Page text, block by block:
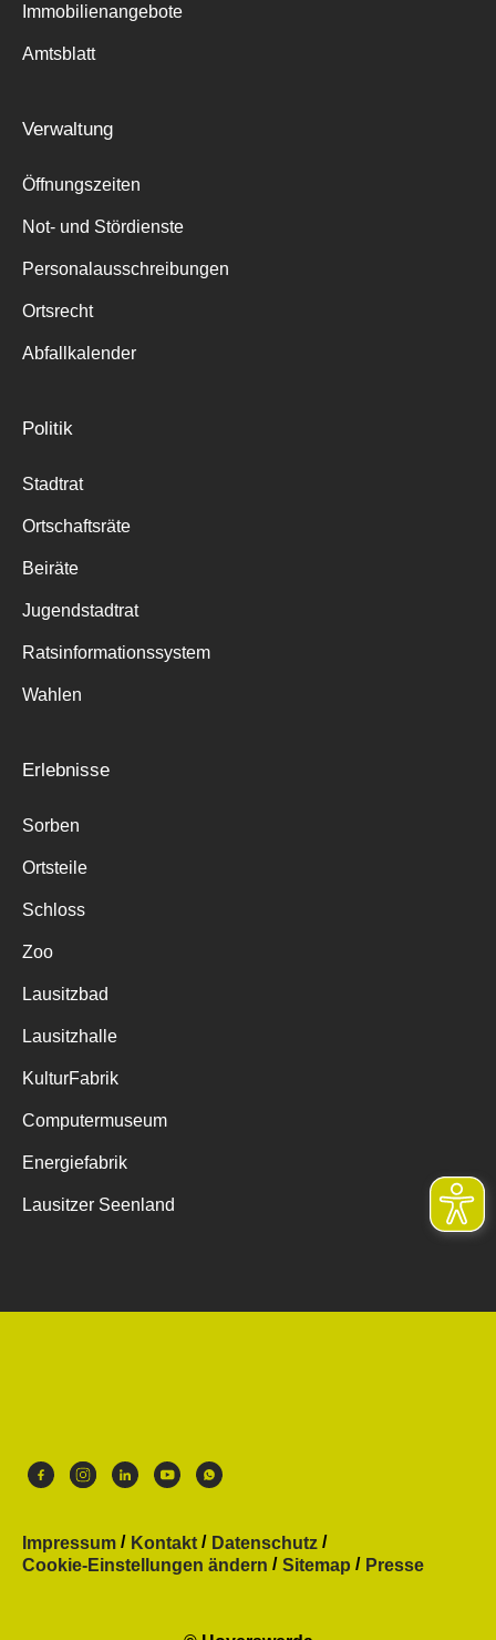
Immobilienangebote
Amtsblatt
Verwaltung
Öffnungszeiten
Not- und Stördienste
Personalausschreibungen
Ortsrecht
Abfallkalender
Politik
Stadtrat
Ortschaftsräte
Beiräte
Jugendstadtrat
Ratsinformationssystem
Wahlen
Erlebnisse
Sorben
Ortsteile
Schloss
Zoo
Lausitzbad
Lausitzhalle
KulturFabrik
Computermuseum
Energiefabrik
Lausitzer Seenland
Impressum Kontakt
Datenschutz
Cookie-Einstellungen ändern
Sitemap Presse